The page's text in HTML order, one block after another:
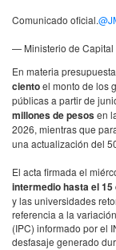
Comunicado oficial.
— Ministerio de Capital
En materia
cientoel monto de los
públicas a partir de
millones de pesosen
2026, mientras que
una actualización del
El acta firmada el
intermedio hasta el
y las universidades
referencia a la
(IPC) informado por el
desfasaje generado